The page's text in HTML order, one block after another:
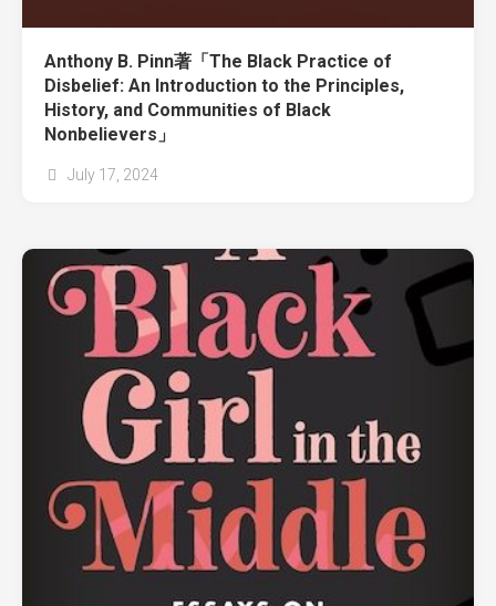
Anthony B. Pinn著「The Black Practice of
Disbelief: An Introduction to the Principles,
History, and Communities of Black
Nonbelievers」
July 17, 2024